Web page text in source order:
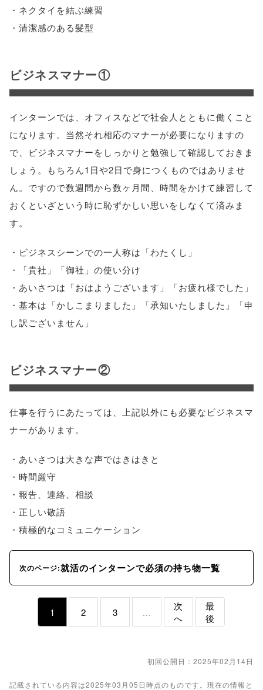
・ネクタイを結ぶ練習
・清潔感のある髪型
ビジネスマナー①
インターンでは、オフィスなどで社会人とともに働くこと
になります。当然それ相応のマナーが必要になりますの
で、ビジネスマナーをしっかりと勉強して確認しておきま
しょう。もちろん1日や2日で身につくものではありませ
ん。ですので数週間から数ヶ月間、時間をかけて練習して
おくといざという時に恥ずかしい思いをしなくて済みま
す。
・ビジネスシーンでの一人称は「わたくし」
・「貴社」「御社」の使い分け
・あいさつは「おはようございます」「お疲れ様でした」
・基本は「かしこまりました」「承知いたしました」「申
し訳ございません」
ビジネスマナー②
仕事を行うにあたっては、上記以外にも必要なビジネスマ
ナーがあります。
・あいさつは大きな声ではきはきと
・時間厳守
・報告、連絡、相談
・正しい敬語
・積極的なコミュニケーション
次のページ:就活のインターンで必須の持ち物一覧
1 2 3 ...
次
へ
最
後
初回公開日：2025年02月14日
記載されている内容は2025年03月05日時点のものです。現在の情報と